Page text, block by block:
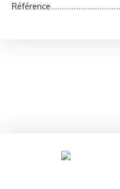
Référence